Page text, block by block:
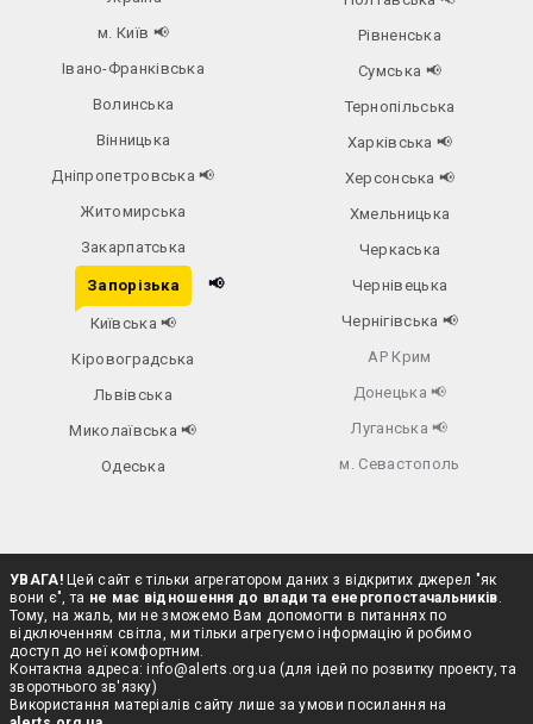
м. Київ 📢
Івано-Франківська
Волинська
Вінницька
Дніпропетровська📢
Житомирська
Закарпатська
Запорізька 📢
Київська📢
Кіровоградська
Львівська
Миколаївська📢
Одеська
Рівненська
Сумська 📢
Тернопільська
Харківська 📢
Херсонська 📢
Хмельницька
Черкаська
Чернівецька
Чернігівська 📢
АР Крим
Донецька 📢
Луганська 📢
м. Севастополь
УВАГА!Цей сайт є тільки агрегатором даних з відкритих джерел "як
вони є", та не має відношення до влади та енергопостачальників.
Тому, на жаль, ми не зможемо Вам допомогти в питаннях по
відключенням світла, ми тільки агрегуємо інформацію й робимо
доступ до неї комфортним.
Контактна адреса:info@alerts.org.ua (для ідей по розвитку проекту, та
зворотнього зв'язку)
Використання матеріалів сайту лише за умови посилання на